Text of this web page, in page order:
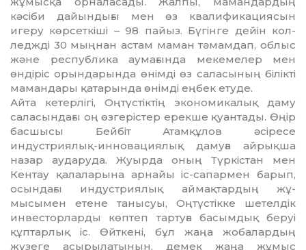
кәсіби да­йын­дығы мен өз квалификациясын
игеру көрсеткіші – 98 пайыз. Бүгінге де­йін кол­
леджді 30 мыңнан астам маман тәмам­дап, облыс
және республика аумағында мекемелер мен
өндіріс орындарында өнімді өз саласының білікті
мамандары қатарында өнімді еңбек етуде.
Айта кетерлігі, Оңтүстіктің экономи­ка­лық даму
саласындағы оң өзгерістер ерек­ше қуантады. Өңір
басшысы Бейбіт Атамқұлов әсіресе
индустриялық-ин­но­вациялық дамуға айрықша
назар аударуда. Жуырда оның Түркістан мен
Кентау қалаларына арнайы іс-сапармен барып,
осындағы индустриялық аймақтардың жұ­
мысымен етене танысуы, Оңтүстікке шетелдік
инвесторларды көптеп тартуға басымдық беруі
құптарлық іс. Өйткені, бұл жаңа жобалардың
жүзеге асырылатынын, демек жаңа жұмыс